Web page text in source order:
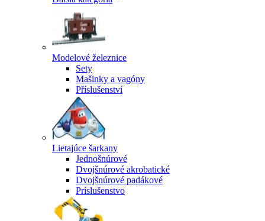
Modelové železnice
Sety
Mašinky a vagóny
Příslušenství
Lietajúce šarkany
Jednošnúrové
Dvojšnúrové akrobatické
Dvojšnúrové padákové
Príslušenstvo